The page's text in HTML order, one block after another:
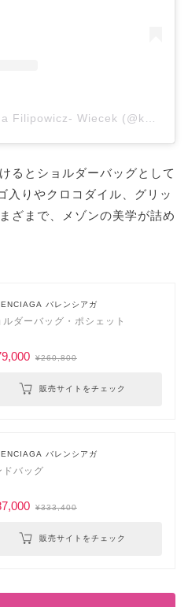
A post shared by Karolina Filipowicz- Wiecek (@karolina.fw)
るとショルダーバッグとして
入りやクロコダイル、グリッ
ざまで、メゾンの美学が詰め
バレンシアガ
ルダーバッグ・ポシェット
¥260,800
販売サイトをチェック
バレンシアガ
ドバッグ
¥333,400
販売サイトをチェック